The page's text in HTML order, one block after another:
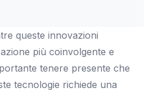
queste innovazioni
più coinvolgente e
tenere presente che
tecnologie richiede una